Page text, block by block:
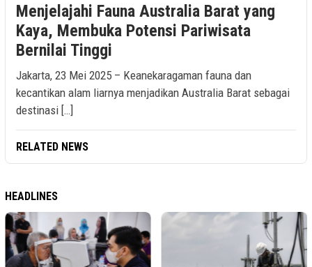
Menjelajahi Fauna Australia Barat yang
Kaya, Membuka Potensi Pariwisata
Bernilai Tinggi
Jakarta, 23 Mei 2025 – Keanekaragaman fauna dan
kecantikan alam liarnya menjadikan Australia Barat sebagai
destinasi […]
RELATED NEWS
HEADLINES